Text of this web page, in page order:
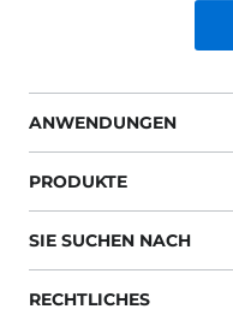
ANWENDUNGEN
PRODUKTE
SIE SUCHEN NACH
RECHTLICHES